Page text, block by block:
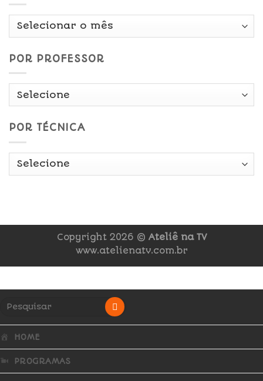
Por
POR PROFESSOR
POR TÉCNICA
Copyright 2026 © Ateliê na TV
www.atelienatv.com.br
HOME
PROGRAMAS